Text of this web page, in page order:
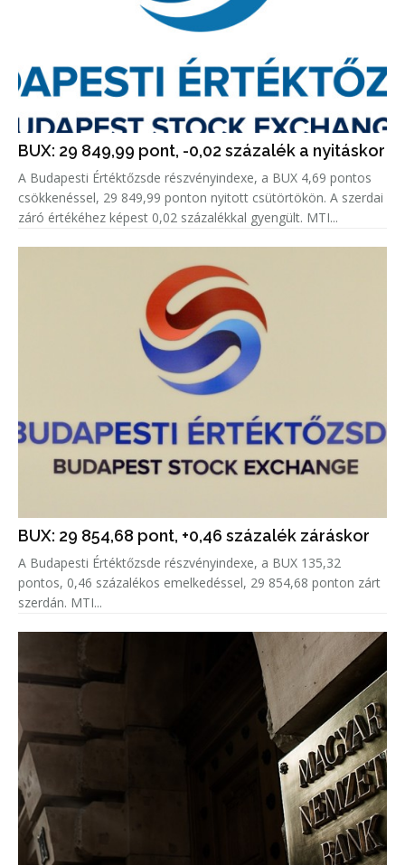
BUX: 29 849,99 pont, -0,02 százalék a nyitáskor
A Budapesti Értéktőzsde részvényindexe, a BUX 4,69 pontos
csökkenéssel, 29 849,99 ponton nyitott csütörtökön. A szerdai
záró értékéhez képest 0,02 százalékkal gyengült. MTI...
BUX: 29 854,68 pont, +0,46 százalék záráskor
A Budapesti Értéktőzsde részvényindexe, a BUX 135,32
pontos, 0,46 százalékos emelkedéssel, 29 854,68 ponton zárt
szerdán. MTI...